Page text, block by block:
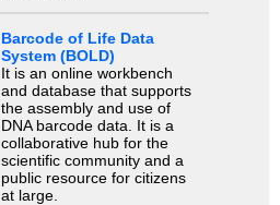
Barcode of Life Data
System (BOLD)
It is an online workbench
and database that supports
the assembly and use of
DNA barcode data. It is a
collaborative hub for the
scientific community and a
public resource for citizens
at large.